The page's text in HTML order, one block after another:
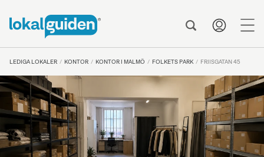
LEDIGA LOKALER KONTOR KONTOR I MALMÖ FOLKETS PARK FRIISGATAN 45